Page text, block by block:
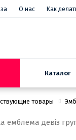
О нас Как
Каталог
товары